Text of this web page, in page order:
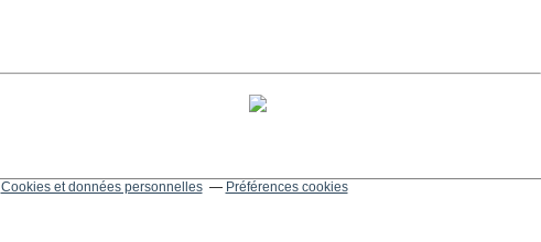
Cookies et données personnelles Préférences cookies